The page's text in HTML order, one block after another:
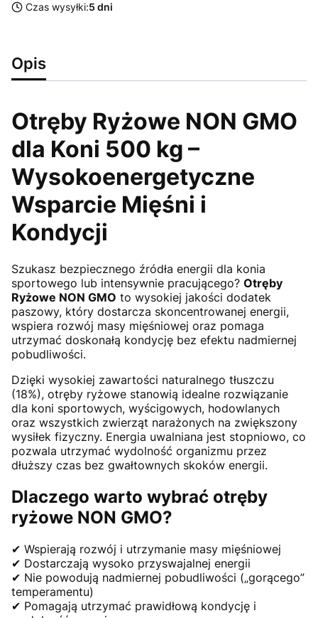
Czas wysyłki:5 dni
Opis
Otręby Ryżowe NON GMO
dla Koni 500 kg –
Wysokoenergetyczne
Wsparcie Mięśni i
Kondycji
Szukasz bezpiecznego źródła energii dla konia
sportowego lub intensywnie pracującego? Otręby
Ryżowe NON GMO to wysokiej jakości dodatek
paszowy, który dostarcza skoncentrowanej energii,
wspiera rozwój masy mięśniowej oraz pomaga
utrzymać doskonałą kondycję bez efektu nadmiernej
pobudliwości.
Dzięki wysokiej zawartości naturalnego tłuszczu
(18%), otręby ryżowe stanowią idealne rozwiązanie
dla koni sportowych, wyścigowych, hodowlanych
oraz wszystkich zwierząt narażonych na zwiększony
wysiłek fizyczny. Energia uwalniana jest stopniowo, co
pozwala utrzymać wydolność organizmu przez
dłuższy czas bez gwałtownych skoków energii.
Dlaczego warto wybrać otręby
ryżowe NON GMO?
✔ Wspierają rozwój i utrzymanie masy mięśniowej
✔ Dostarczają wysoko przyswajalnej energii
✔ Nie powodują nadmiernej pobudliwości („gorącego”
temperamentu)
✔ Pomagają utrzymać prawidłową kondycję i